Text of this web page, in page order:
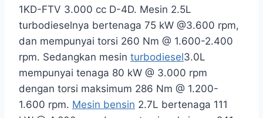
1KD-FTV 3.000 cc D-4D. Mesin 2.5L
turbodieselnya bertenaga 75 kW @3.600 rpm,
dan mempunyai torsi 260 Nm @ 1.600-2.400
rpm. Sedangkan mesin turbodiesel3.0L
mempunyai tenaga 80 kW @ 3.000 rpm
dengan torsi maksimum 286 Nm @ 1.200-
1.600 rpm. Mesin bensin 2.7L bertenaga 111